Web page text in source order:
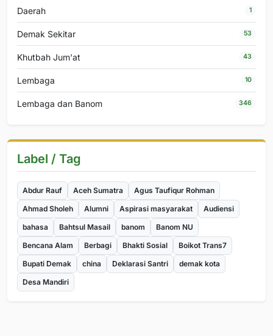
Daerah 1
Demak Sekitar 53
Khutbah Jum'at 43
Lembaga 10
Lembaga dan Banom 346
Label / Tag
Abdur Rauf Aceh Sumatra
Agus Taufiqur Rohman
Ahmad Sholeh
Alumni Aspirasi masyarakat
Audiensi
bahasa
Bahtsul Masail banom
Banom NU
Bencana Alam
Berbagi Bhakti Sosial
Boikot Trans7
Bupati Demak
china Deklarasi Santri
demak kota
Desa Mandiri